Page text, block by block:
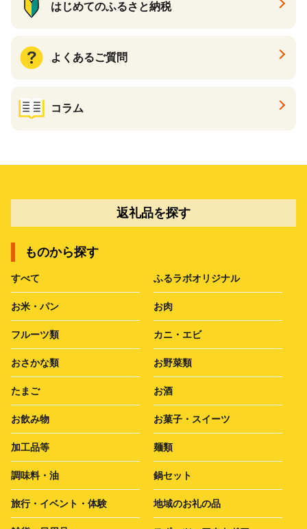
はじめてのふるさと納税
よくあるご質問
コラム
返礼品を探す
ものから探す
すべて ふるラボオリジナル
お米・パン お肉
フルーツ類 カニ・エビ
おさかな類 お野菜類
たまご お酒
お飲み物 お菓子・スイーツ
加工品等 麺類
調味料・油 鍋セット
旅行・イベント・体験 地域のお礼の品